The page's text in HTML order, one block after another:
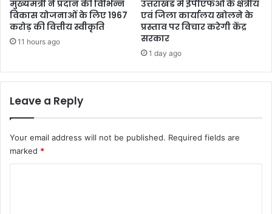
मुख्यमंत्री ने प्रदान की विभिन्न
विकास योजनाओं के लिए 1967
करोड़ की वित्तीय स्वीकृति
11 hours ago
उत्तराखंड में ईपीएफओ के क्षेत्रीय
एवं जिला कार्यालय खोलने के
प्रस्ताव पर विचार करेगी केंद्र
सरकार
1 day ago
Leave a Reply
Your email address will not be published. Required fields are
marked *